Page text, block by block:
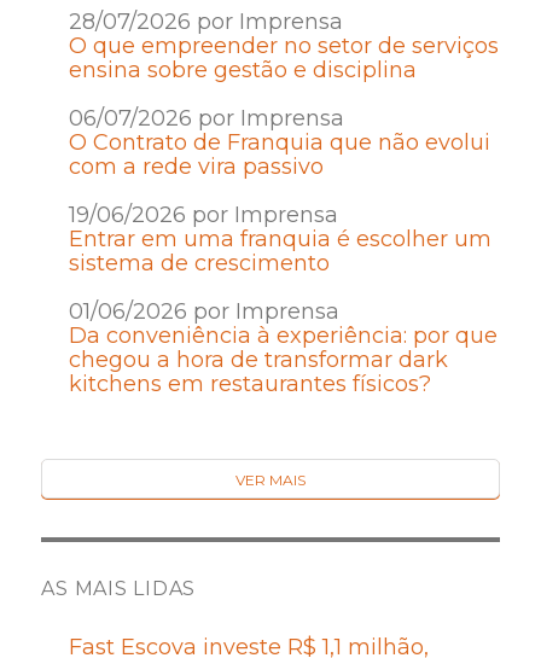
28/07/2026 por Imprensa
O que empreender no setor de serviços
ensina sobre gestão e disciplina
06/07/2026 por Imprensa
O Contrato de Franquia que não evolui
com a rede vira passivo
19/06/2026 por Imprensa
Entrar em uma franquia é escolher um
sistema de crescimento
01/06/2026 por Imprensa
Da conveniência à experiência: por que
chegou a hora de transformar dark
kitchens em restaurantes físicos?
VER MAIS
AS MAIS LIDAS
Fast Escova investe R$ 1,1 milhão,